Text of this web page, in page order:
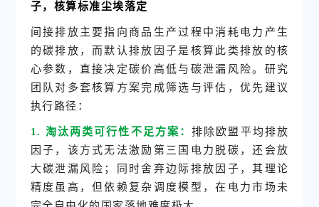
子，核算标准尘埃落定
间接排放主要指向商品生产过程中消耗电力产生
的碳排放，而默认排放因子是核算此类排放的核
心参数，直接决定碳价高低与 碳泄漏风险。研究
团队对多套核算方案完成筛选与评估，优先建议
执行路径：
1. 淘汰两类可行性不足方案：排除欧盟平均排放
因子，该方式无法激励第三国电力脱碳，还会放
大碳泄漏风险；同时舍弃边际排放因子 ，其理论
精度虽高，但依赖复杂调度模型，在电力市场未